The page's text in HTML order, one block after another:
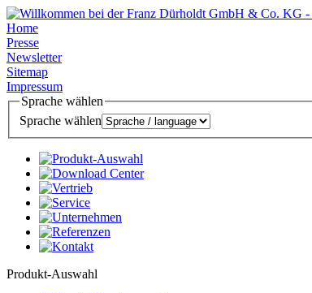
Home
Presse
Newsletter
Sitemap
Impressum
Sprache wählen
Sprache wählen
Produkt-Auswahl